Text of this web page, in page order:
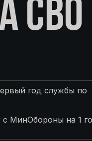
СВО
год службы по
МинОбороны на 1